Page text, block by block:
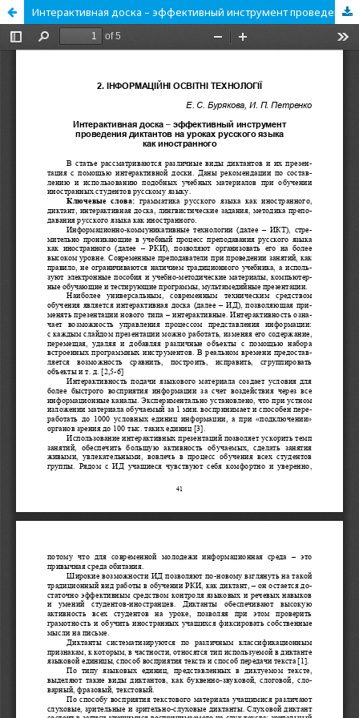
Интерактивная доска – эффективный инструмент проведения диктантов на уроках русского языка как иностранного